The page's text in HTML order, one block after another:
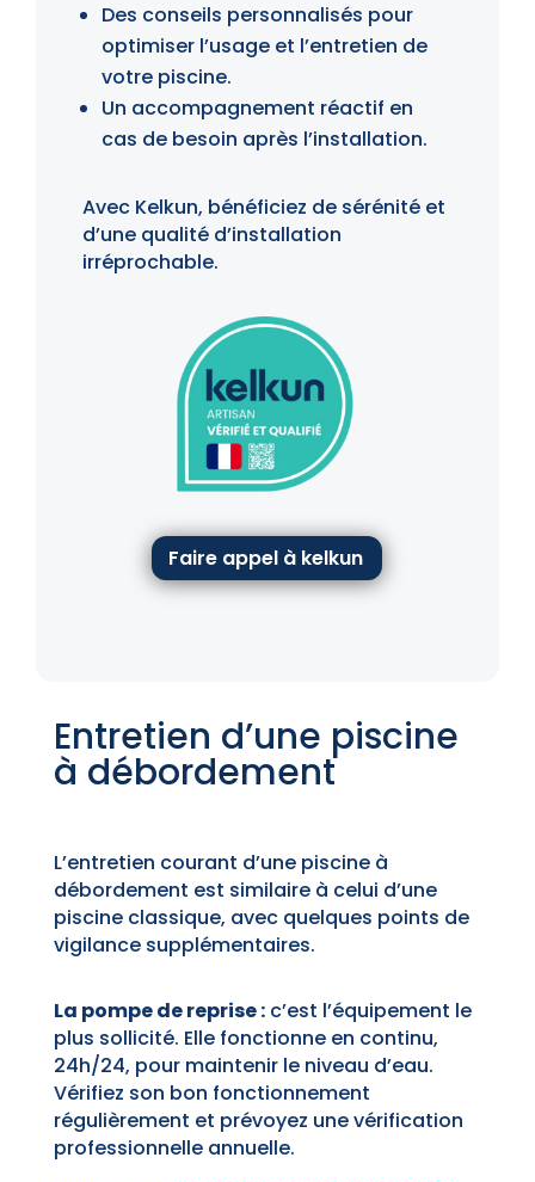
Des conseils personnalisés pour
optimiser l’usage et l’entretien de
votre piscine.
Un accompagnement réactif en
cas de besoin après l’installation.
Avec Kelkun, bénéficiez de sérénité et
d’une qualité d’installation
irréprochable.
Faire appel à kelkun
Entretien d’une piscine
à débordement
L’entretien courant d’une piscine à
débordement est similaire à celui d’une
piscine classique, avec quelques points de
vigilance supplémentaires.
La pompe de reprise :c’est l’équipement le
plus sollicité. Elle fonctionne en continu,
24h/24, pour maintenir le niveau d’eau.
Vérifiez son bon fonctionnement
régulièrement et prévoyez une vérification
professionnelle annuelle.